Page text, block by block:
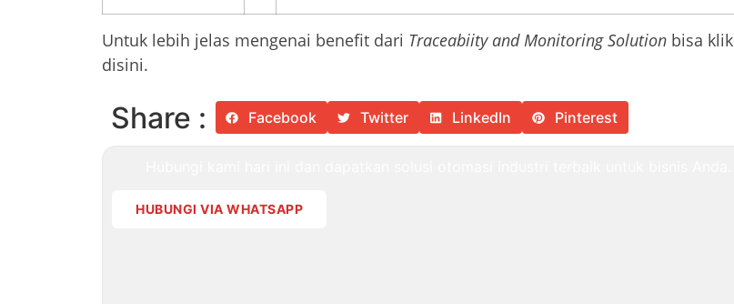
Untuk lebih jelas mengenai benefit dari Traceabiity and Monitoring Solution bisa klik
disini.
Share : Facebook Twitter LinkedIn Pinterest
HUBUNGI VIA WHATSAPP